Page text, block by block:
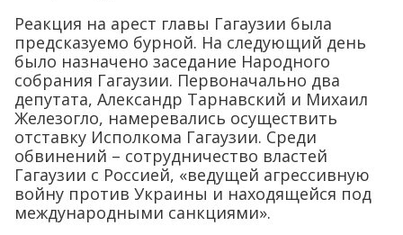
Реакция на арест главы Гагаузии была
предсказуемо бурной. На следующий день
было назначено заседание Народного
собрания Гагаузии. Первоначально два
депутата, Александр Тарнавский и Михаил
Железогло, намеревались осуществить
отставку Исполкома Гагаузии. Среди
обвинений – сотрудничество властей
Гагаузии с Россией, «ведущей агрессивную
войну против Украины и находящейся под
международными санкциями».